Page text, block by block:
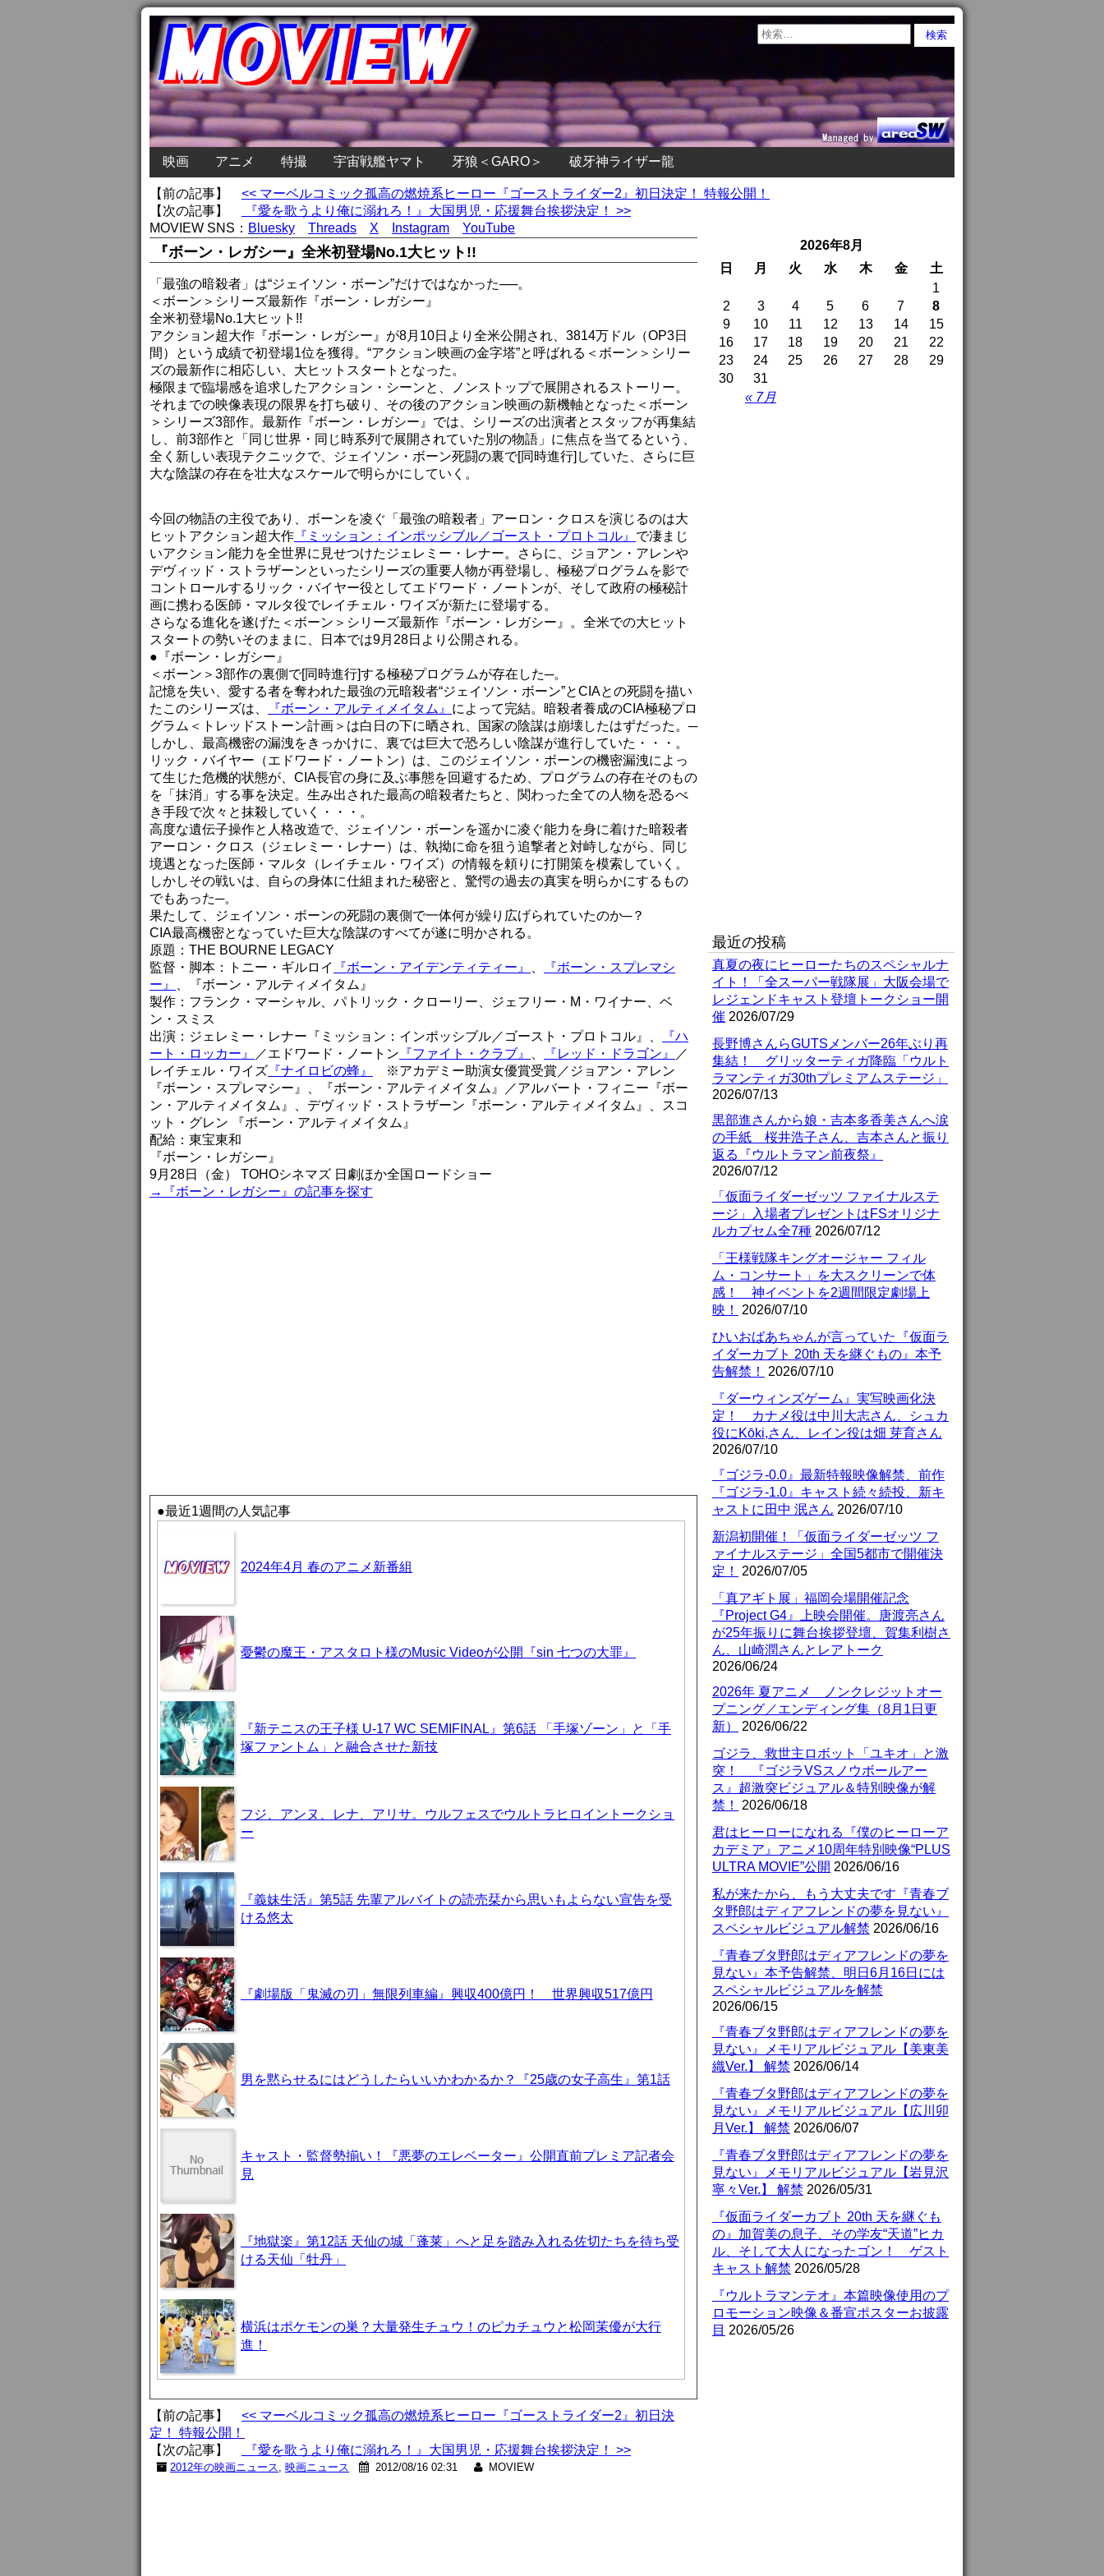
映画 アニメ 特撮 宇宙戦艦ヤマト 牙狼＜GARO＞ 破牙神ライザー龍
【前の記事】 << マーベルコミック孤高の燃焼系ヒーロー『ゴーストライダー2』初日決定！ 特報公開！
【次の記事】
『愛を歌うより俺に溺れろ！』大国男児・応援舞台挨拶決定！ >>
MOVIEW SNS： Bluesky Threads X Instagram YouTube
『ボーン・レガシー』全米初登場No.1大ヒット!!
「最強の暗殺者」は“ジェイソン・ボーン”だけではなかった──。
＜ボーン＞シリーズ最新作『ボーン・レガシー』
全米初登場No.1大ヒット!!
アクション超大作『ボーン・レガシー』が8月10日より全米公開され、3814万ドル（OP3日
間）という成績で初登場1位を獲得。“アクション映画の金字塔”と呼ばれる＜ボーン＞シリー
ズの最新作に相応しい、大ヒットスタートとなった。
極限まで臨場感を追求したアクション・シーンと、ノンストップで展開されるストーリー。
それまでの映像表現の限界を打ち破り、その後のアクション映画の新機軸となった＜ボーン
＞シリーズ3部作。最新作『ボーン・レガシー』では、シリーズの出演者とスタッフが再集結
し、前3部作と「同じ世界・同じ時系列で展開されていた別の物語」に焦点を当てるという、
全く新しい表現テクニックで、ジェイソン・ボーン死闘の裏で[同時進行]していた、さらに巨
大な陰謀の存在を壮大なスケールで明らかにしていく。
今回の物語の主役であり、ボーンを凌ぐ「最強の暗殺者」アーロン・クロスを演じるのは大
ヒットアクション超大作 『ミッション：インポッシブル／ゴースト・プロトコル』 で凄まじ
いアクション能力を全世界に見せつけたジェレミー・レナー。さらに、ジョアン・アレンや
デヴィッド・ストラザーンといったシリーズの重要人物が再登場し、極秘プログラムを影で
コントロールするリック・バイヤー役としてエドワード・ノートンが、そして政府の極秘計
画に携わる医師・マルタ役でレイチェル・ワイズが新たに登場する。
さらなる進化を遂げた＜ボーン＞シリーズ最新作『ボーン・レガシー』。全米での大ヒット
スタートの勢いそのままに、日本では9月28日より公開される。
●『ボーン・レガシー』
＜ボーン＞3部作の裏側で[同時進行]する極秘プログラムが存在した─。
記憶を失い、愛する者を奪われた最強の元暗殺者“ジェイソン・ボーン”とCIAとの死闘を描い
たこのシリーズは、
『ボーン・アルティメイタム』 によって完結。暗殺者養成のCIA極秘プロ
グラム＜トレッドストーン計画＞は白日の下に晒され、国家の陰謀は崩壊したはずだった。─
しかし、最高機密の漏洩をきっかけに、裏では巨大で恐ろしい陰謀が進行していた・・・。
リック・バイヤー（エドワード・ノートン）は、このジェイソン・ボーンの機密漏洩によっ
て生じた危機的状態が、CIA長官の身に及ぶ事態を回避するため、プログラムの存在そのもの
を「抹消」する事を決定。生み出された最高の暗殺者たちと、関わった全ての人物を恐るべ
き手段で次々と抹殺していく・・・。
高度な遺伝子操作と人格改造で、ジェイソン・ボーンを遥かに凌ぐ能力を身に着けた暗殺者
アーロン・クロス（ジェレミー・レナー）は、執拗に命を狙う追撃者と対峙しながら、同じ
境遇となった医師・マルタ（レイチェル・ワイズ）の情報を頼りに打開策を模索していく。
しかしその戦いは、自らの身体に仕組まれた秘密と、驚愕の過去の真実を明らかにするもの
でもあった─。
果たして、ジェイソン・ボーンの死闘の裏側で一体何が繰り広げられていたのか─？
CIA最高機密となっていた巨大な陰謀のすべてが遂に明かされる。
原題：THE BOURNE LEGACY
監督・脚本：トニー・ギルロイ
『ボーン・アイデンティティー』
『ボーン・スプレマシ
ー』
、『ボーン・アルティメイタム』
製作：フランク・マーシャル、パトリック・クローリー、ジェフリー・M・ワイナー、ベ
ン・スミス
出演：ジェレミー・レナー『ミッション：インポッシブル／ゴースト・プロトコル』、
『ハ
ート・ロッカー』
／エドワード・ノートン 『ファイト・クラブ』 『レッド・ドラゴン』
／
レイチェル・ワイズ 『ナイロビの蜂』
※アカデミー助演女優賞受賞／ジョアン・アレン
『ボーン・スプレマシー』、『ボーン・アルティメイタム』／アルバート・フィニー『ボー
ン・アルティメイタム』、デヴィッド・ストラザーン『ボーン・アルティメイタム』、スコ
ット・グレン 『ボーン・アルティメイタム』
配給：東宝東和
『ボーン・レガシー』
9月28日（金） TOHOシネマズ 日劇ほか全国ロードショー
→『ボーン・レガシー』の記事を探す
●最近1週間の人気記事
2024年4月 春のアニメ新番組
憂鬱の魔王・アスタロト様のMusic Videoが公開『sin 七つの大罪』
『新テニスの王子様 U-17 WC SEMIFINAL』第6話 「手塚ゾーン」と「手
塚ファントム」と融合させた新技
フジ、アンヌ、レナ、アリサ。ウルフェスでウルトラヒロイントークショ
ー
『義妹生活』第5話 先輩アルバイトの読売栞から思いもよらない宣告を受
ける悠太
『劇場版「鬼滅の刃」無限列車編』興収400億円！ 世界興収517億円
男を黙らせるにはどうしたらいいかわかるか？『25歳の女子高生』第1話
キャスト・監督勢揃い！『悪夢のエレベーター』公開直前プレミア記者会
見
『地獄楽』第12話 天仙の城「蓬莱」へと足を踏み入れる佐切たちを待ち受
ける天仙「牡丹」
横浜はポケモンの巣？大量発生チュウ！のピカチュウと松岡茉優が大行
進！
【前の記事】 << マーベルコミック孤高の燃焼系ヒーロー『ゴーストライダー2』初日決
定！ 特報公開！
【次の記事】
『愛を歌うより俺に溺れろ！』大国男児・応援舞台挨拶決定！ >>
2012年の映画ニュース, 映画ニュース 2012/08/16 02:31 MOVIEW
2026年8月
日
月 火 水 木 金 土
« 7月
1
2
3 4 5 6 7
8
9
10 11 12 13 14
15
16
17 18 19 20 21
22
23
24 25 26 27 28
29
30
31
最近の投稿
真夏の夜にヒーローたちのスペシャルナ
イト！「全スーパー戦隊展」大阪会場で
レジェンドキャスト登壇トークショー開
催 2026/07/29
長野博さんらGUTSメンバー26年ぶり再
集結！ グリッターティガ降臨「ウルト
ラマンティガ30thプレミアムステージ」
2026/07/13
黒部進さんから娘・吉本多香美さんへ涙
の手紙 桜井浩子さん、吉本さんと振り
返る『ウルトラマン前夜祭』
2026/07/12
「仮面ライダーゼッツ ファイナルステ
ージ」入場者プレゼントはFSオリジナ
ルカプセム全7種 2026/07/12
「王様戦隊キングオージャー フィル
ム・コンサート」を大スクリーンで体
感！ 神イベントを2週間限定劇場上
映！
2026/07/10
ひいおばあちゃんが言っていた『仮面ラ
イダーカブト 20th 天を継ぐもの』本予
告解禁！
2026/07/10
『ダーウィンズゲーム』実写映画化決
定！ カナメ役は中川大志さん、シュカ
役にKōki,さん、レイン役は畑 芽育さん
2026/07/10
『ゴジラ-0.0』最新特報映像解禁、前作
『ゴジラ-1.0』キャスト続々続投、新キ
ャストに田中 泯さん 2026/07/10
新潟初開催！「仮面ライダーゼッツ フ
ァイナルステージ」全国5都市で開催決
定！
2026/07/05
「真アギト展」福岡会場開催記念
『Project G4』上映会開催。唐渡亮さん
が25年振りに舞台挨拶登壇、賀集利樹さ
ん、山崎潤さんとレアトーク
2026/06/24
2026年 夏アニメ ノンクレジットオー
プニング／エンディング集（8月1日更
新）
2026/06/22
ゴジラ、救世主ロボット「ユキオ」と激
突！ 『ゴジラVSスノウボールアー
ス』超激突ビジュアル＆特別映像が解
禁！
2026/06/18
君はヒーローになれる『僕のヒーローア
カデミア』アニメ10周年特別映像“PLUS
ULTRA MOVIE”公開 2026/06/16
私が来たから、もう大丈夫です『青春ブ
タ野郎はディアフレンドの夢を見ない』
スペシャルビジュアル解禁 2026/06/16
『青春ブタ野郎はディアフレンドの夢を
見ない』本予告解禁、明日6月16日には
スペシャルビジュアルを解禁
2026/06/15
『青春ブタ野郎はディアフレンドの夢を
見ない』メモリアルビジュアル【美東美
織Ver.】 解禁 2026/06/14
『青春ブタ野郎はディアフレンドの夢を
見ない』メモリアルビジュアル【広川卯
月Ver.】 解禁 2026/06/07
『青春ブタ野郎はディアフレンドの夢を
見ない』メモリアルビジュアル【岩見沢
寧々Ver.】 解禁 2026/05/31
『仮面ライダーカブト 20th 天を継ぐも
の』加賀美の息子、その学友“天道”ヒカ
ル、そして大人になったゴン！ ゲスト
キャスト解禁 2026/05/28
『ウルトラマンテオ』本篇映像使用のプ
ロモーション映像＆番宣ポスターお披露
目 2026/05/26